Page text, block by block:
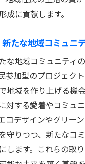
創を実現する土木技
成に貢献します。
たな地域コミュニ
な地域コミュニティ
参加型のプロジェク
地域を作り上げる機
対する愛着やコミュ
コデザインやグリー
守りつつ、新たなコ
します。これらの取